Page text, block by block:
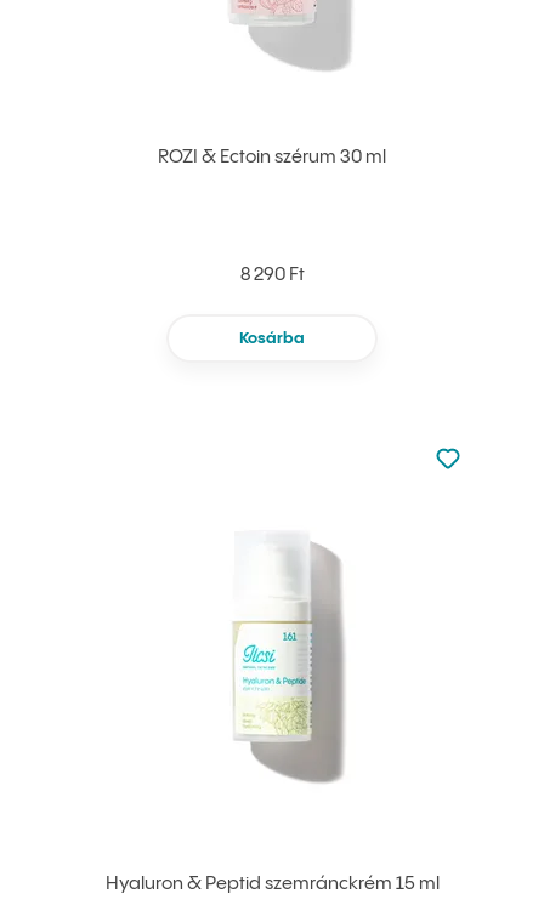
ROZI & Ectoin szérum 30 ml
8 290 Ft
Kosárba
Hyaluron & Peptid szemránckrém 15 ml
Nincsen
Hozzáadás